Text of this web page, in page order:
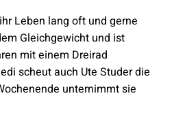
Leben lang oft und gerne
Gleichgewicht und ist
mit einem Dreirad
scheut auch Ute Studer die
unternimmt sie